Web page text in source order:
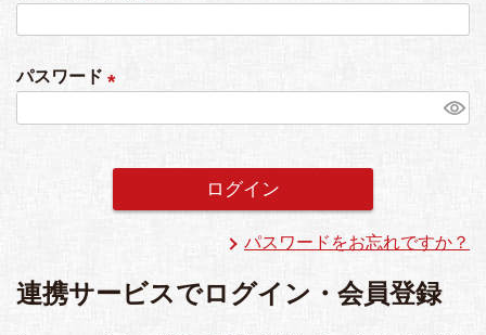
パスワード
須
ログイン
パスワードをお忘れですか？
連携サービスでログイン・会員登録